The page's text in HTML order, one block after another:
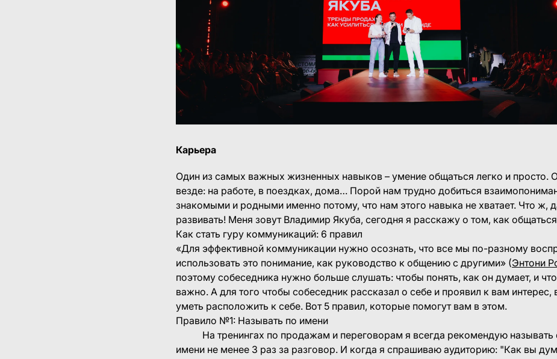
Карьера
Один из самых важных жизненных навыков – умение общаться легко и просто.
везде: на работе, в поездках, дома… Порой нам трудно добиться
знакомыми и родными именно потому, что нам этого навыка не хватает. Что ж,
развивать! Меня зовут Владимир Якуба, сегодня я расскажу о том, как
Как стать гуру коммуникаций: 6 правил
«Для эффективной коммуникации нужно осознать, что все мы по-разному
использовать это понимание, как руководство к общению с другими» (Энтони
поэтому собеседника нужно больше слушать: чтобы понять, как он думает, и
важно. А для того чтобы собеседник рассказал о себе и проявил к вам
уметь расположить к себе. Вот 5 правил, которые помогут вам в этом.
Правило №1: Называть по имени
На тренингах по продажам и переговорам я всегда рекомендую называть
имени не менее 3 раз за разговор. И когда я спрашиваю аудиторию: "Как вы